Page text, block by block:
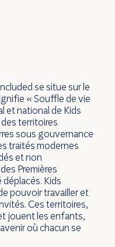
se situe sur le
« Souffle de vie
et national de Kids
territoires
sous gouvernance
traités modernes
et non
Premières
Kids
pouvoir travailler et
Ces territoires,
jouent les enfants,
où chacun se